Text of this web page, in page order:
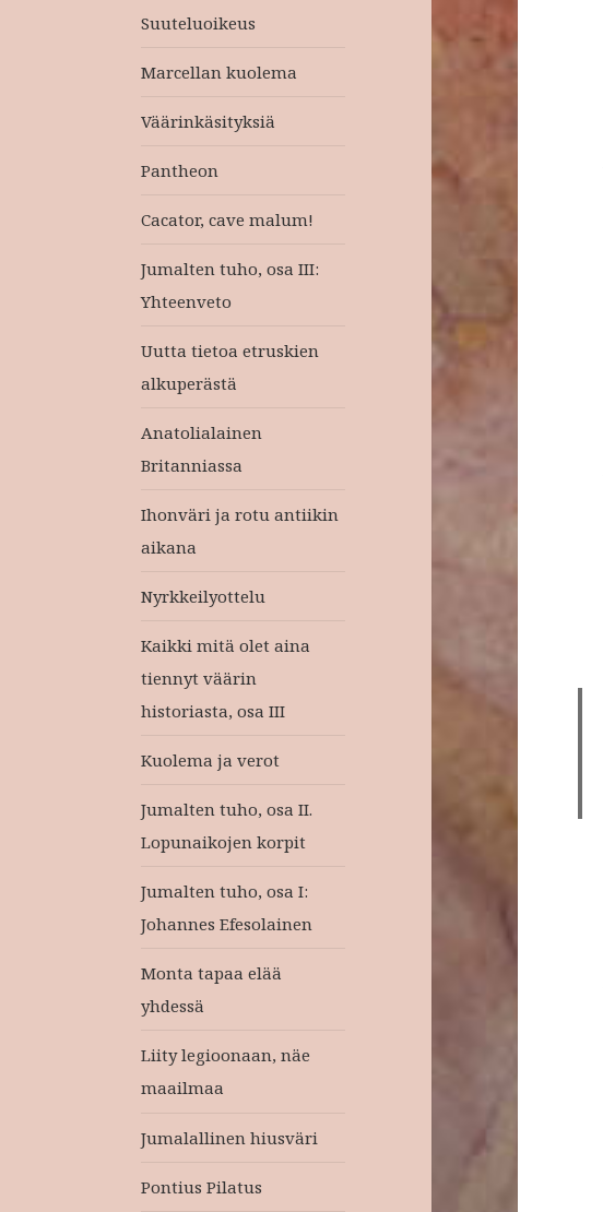
Suuteluoikeus
Marcellan kuolema
Väärinkäsityksiä
Pantheon
Cacator, cave malum!
Jumalten tuho, osa III:
Yhteenveto
Uutta tietoa etruskien
alkuperästä
Anatolialainen
Britanniassa
Ihonväri ja rotu antiikin
aikana
Nyrkkeilyottelu
Kaikki mitä olet aina
tiennyt väärin
historiasta, osa III
Kuolema ja verot
Jumalten tuho, osa II.
Lopunaikojen korpit
Jumalten tuho, osa I:
Johannes Efesolainen
Monta tapaa elää
yhdessä
Liity legioonaan, näe
maailmaa
Jumalallinen hiusväri
Pontius Pilatus